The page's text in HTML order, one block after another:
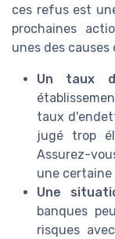
ces refus est
prochaines
unes des causes
Un taux
taux
jugé trop
Assurez-
une certaine
Une
banques
risques